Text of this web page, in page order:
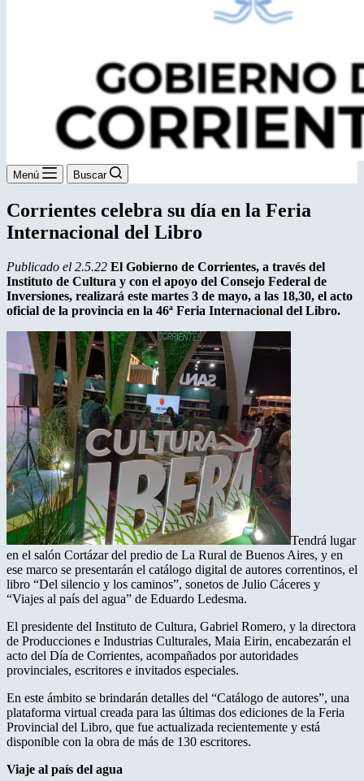
Menú Buscar
Corrientes celebra su día en la Feria
Internacional del Libro
Publicado el 2.5.22 El Gobierno de Corrientes, a través del
Instituto de Cultura y con el apoyo del Consejo Federal de
Inversiones, realizará este martes 3 de mayo, a las 18,30, el acto
oficial de la provincia en la 46ª Feria Internacional del Libro.
Tendrá lugar
en el salón Cortázar del predio de La Rural de Buenos Aires, y en
ese marco se presentarán el catálogo digital de autores correntinos, el
libro “Del silencio y los caminos”, sonetos de Julio Cáceres y
“Viajes al país del agua” de Eduardo Ledesma.
El presidente del Instituto de Cultura, Gabriel Romero, y la directora
de Producciones e Industrias Culturales, Maia Eirin, encabezarán el
acto del Día de Corrientes, acompañados por autoridades
provinciales, escritores e invitados especiales.
En este ámbito se brindarán detalles del “Catálogo de autores”, una
plataforma virtual creada para las últimas dos ediciones de la Feria
Provincial del Libro, que fue actualizada recientemente y está
disponible con la obra de más de 130 escritores.
Viaje al país del agua